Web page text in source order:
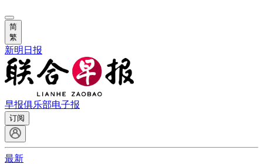
简
繁
新明日报
早报俱乐部电子报
订阅
最新